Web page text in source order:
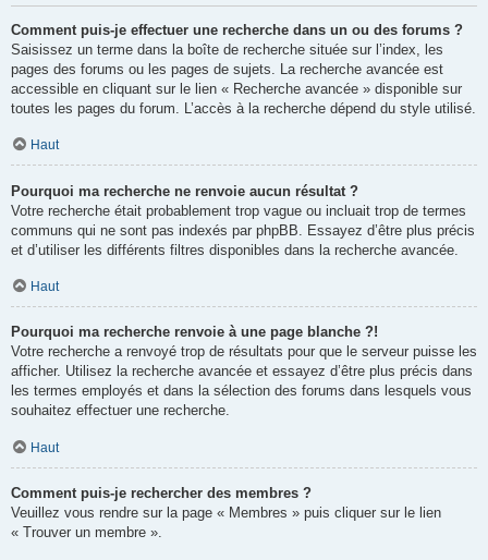
Comment puis-je effectuer une recherche dans un ou des forums ?
Saisissez un terme dans la boîte de recherche située sur l’index, les
pages des forums ou les pages de sujets. La recherche avancée est
accessible en cliquant sur le lien « Recherche avancée » disponible sur
toutes les pages du forum. L’accès à la recherche dépend du style utilisé.
Haut
Pourquoi ma recherche ne renvoie aucun résultat ?
Votre recherche était probablement trop vague ou incluait trop de termes
communs qui ne sont pas indexés par phpBB. Essayez d’être plus précis
et d’utiliser les différents filtres disponibles dans la recherche avancée.
Haut
Pourquoi ma recherche renvoie à une page blanche ?!
Votre recherche a renvoyé trop de résultats pour que le serveur puisse les
afficher. Utilisez la recherche avancée et essayez d’être plus précis dans
les termes employés et dans la sélection des forums dans lesquels vous
souhaitez effectuer une recherche.
Haut
Comment puis-je rechercher des membres ?
Veuillez vous rendre sur la page « Membres » puis cliquer sur le lien
« Trouver un membre ».